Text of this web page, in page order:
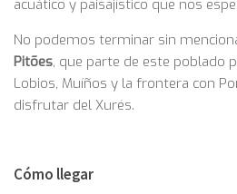
acuático y paisajístico que nos
No podemos terminar sin
Pitões, que parte de este poblado
Lobios, Muíños y la frontera con
disfrutar del Xurés.
Cómo llegar